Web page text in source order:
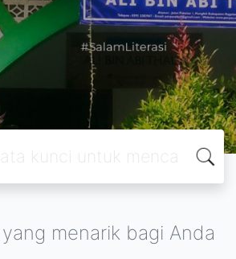
menarik bagi Anda